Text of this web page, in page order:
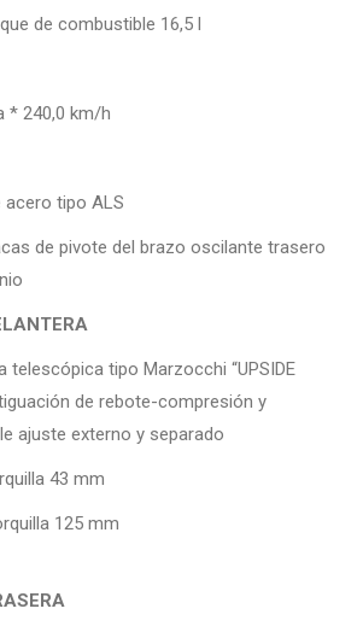
de combustible 16,5 l
* 240,0 km/h
acero tipo ALS
de pivote del brazo oscilante trasero
telescópica tipo Marzocchi “UPSIDE
de rebote-compresión y
ajuste externo y separado
43 mm
125 mm